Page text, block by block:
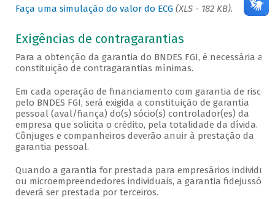
Faça uma simulação do valor do ECG (XLS - 182 KB).
Exigências de contragarantias
Para a obtenção da garantia do BNDES FGI, é necessária a
constituição de contragarantias mínimas.
Em cada operação de financiamento com garantia de risco
pelo BNDES FGI, será exigida a constituição de garantia
pessoal (aval/fiança) do(s) sócio(s) controlador(es) da
empresa que solicita o crédito, pela totalidade da dívida.
Cônjuges e companheiros deverão anuir à prestação da
garantia pessoal.
Quando a garantia for prestada para empresários
ou microempreendedores individuais, a garantia fidejussória
deverá ser prestada por terceiros.